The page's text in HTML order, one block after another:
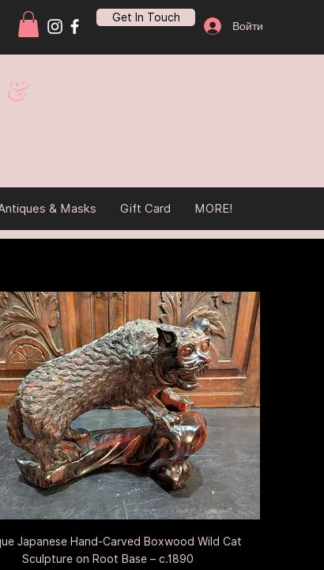
Get In Touch
Войти
&
& Masks Gift Card MORE!
Быстрый просмотр
Japanese Hand-Carved Boxwood Wild Cat
Sculpture on Root Base – c.1890